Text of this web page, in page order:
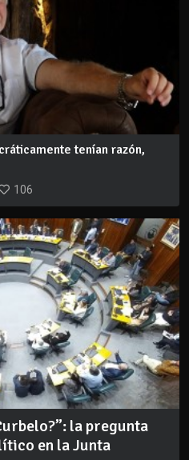
tenían razón,
106
la pregunta
en la Junta